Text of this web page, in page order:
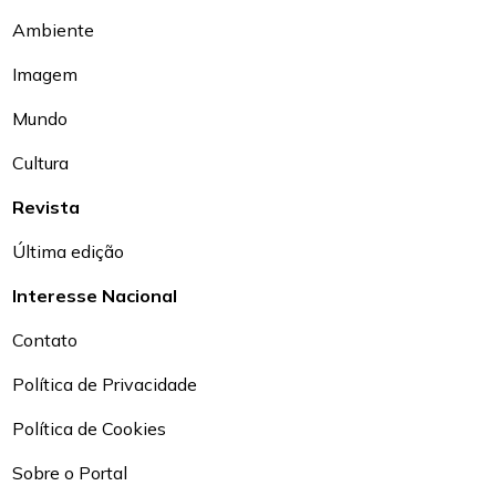
Ambiente
Imagem
Mundo
Cultura
Revista
Última edição
Interesse Nacional
Contato
Política de Privacidade
Política de Cookies
Sobre o Portal